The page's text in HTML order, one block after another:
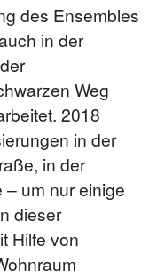
des Ensembles
in der
Weg
2018
in der
in der
um nur einige
dieser
Hilfe von